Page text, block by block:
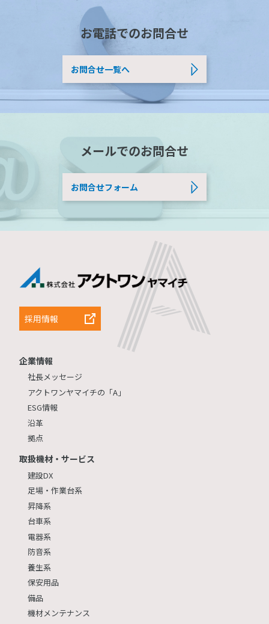
お電話でのお問合せ
お問合せ一覧へ
メールでのお問合せ
お問合せフォーム
採用情報
企業情報
社長メッセージ
アクトワンヤマイチの「A」
ESG情報
沿革
拠点
取扱機材・サービス
建設DX
足場・作業台系
昇降系
台車系
電器系
防音系
養生系
保安用品
備品
機材メンテナンス